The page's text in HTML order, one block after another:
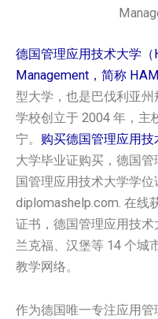
德国管理应用技术大学
Management，简称 HAM
型大学，也是巴伐利亚州
学校创立于 2004 年，主
宁。 购买德国管理应用技
大学‌毕业证购买，德国
国管理应用技术大学‌学
diplomashelp.com. 在线
证书，德国管理应用技
兰克福、汉堡等 14 个城
教学网络。
作为德国唯一专注应用